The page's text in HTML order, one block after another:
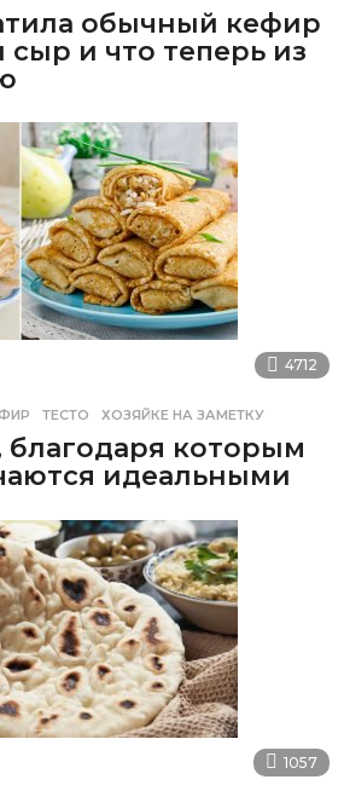
обычный кефир
и что теперь из
4712
,ТЕСТО ,ХОЗЯЙКЕ НА ЗАМЕТКУ
благодаря которым
идеальными
1057